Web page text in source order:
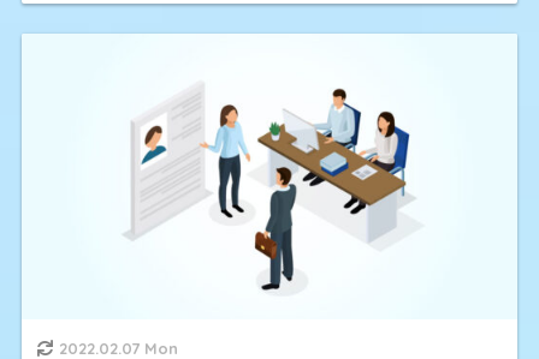
2022.02.07 Mon